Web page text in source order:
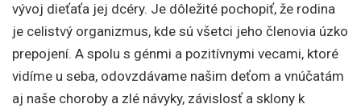
vývoj dieťaťa jej dcéry. Je dôležité pochopiť, že rodina
je celistvý organizmus, kde sú všetci jeho členovia úzko
prepojení. A spolu s génmi a pozitívnymi vecami, ktoré
vidíme u seba, odovzdávame našim deťom a vnúčatám
aj naše choroby a zlé návyky, závislosť a sklony k